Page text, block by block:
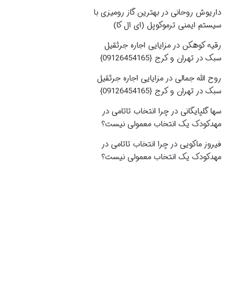
داریوش روحانی در بهترین گاز رومیزی با
سیستم ایمنی ترموکوپل (ای ال کا)
رقیه کوهکن در مزایایی اجاره جرثقیل
سبک در تهران و کرج {09126454165}
روح الله جمالی در مزایایی اجاره جرثقیل
سبک در تهران و کرج {09126454165}
سها گلپایگانی در چرا انتخاب تاتامی در
مهدکودک یک انتخاب معمولی نیست؟
فیروز ماکویی در چرا انتخاب تاتامی در
مهدکودک یک انتخاب معمولی نیست؟